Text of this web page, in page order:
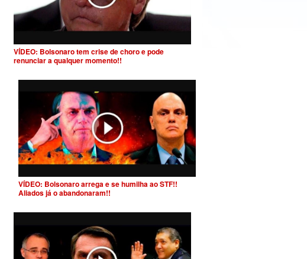
VÍDEO: Bolsonaro tem crise de choro e pode
renunciar a qualquer momento!!
VÍDEO: Bolsonaro arrega e se humilha ao STF!!
Aliados já o abandonaram!!